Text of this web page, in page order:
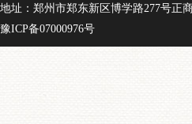
地址：郑州市郑东新区博学路277号正
豫ICP备07000976号